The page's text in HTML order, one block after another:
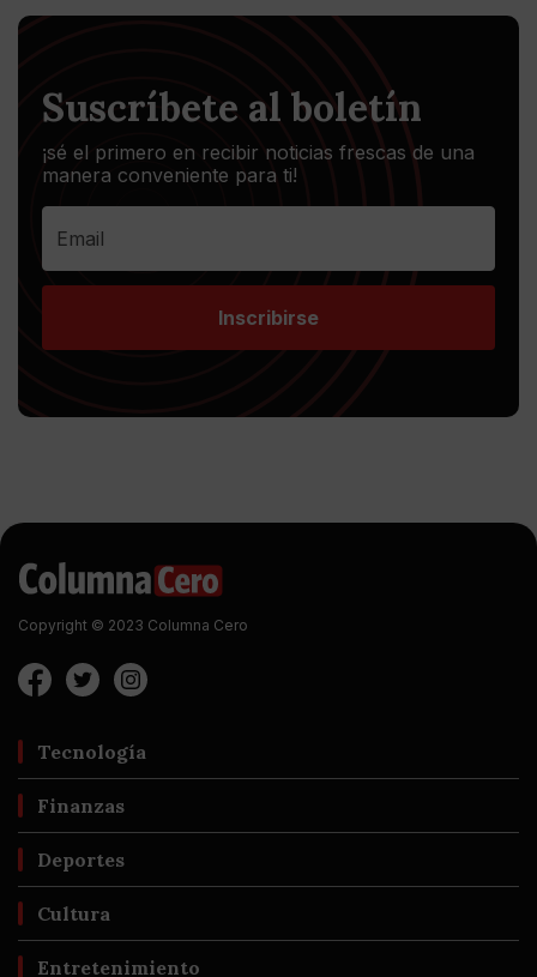
Suscríbete al boletín
¡sé el primero en recibir noticias frescas de una
manera conveniente para ti!
Inscribirse
Copyright © 2023 Columna Cero
Tecnología
Finanzas
Deportes
Cultura
Entretenimiento